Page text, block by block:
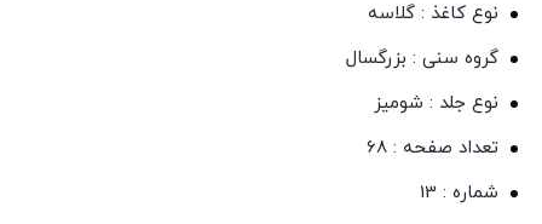
نوع کاغذ : گلاسه
گروه سنی : بزرگسال
نوع جلد : شومیز
تعداد صفحه : 68
شماره : 13